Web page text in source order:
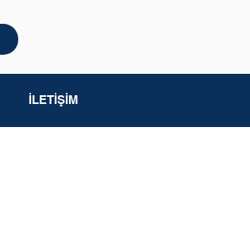
İLETİŞİM